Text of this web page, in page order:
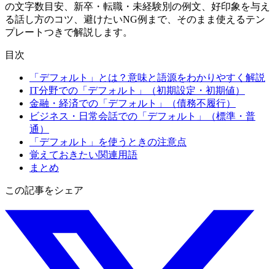
の文字数目安、新卒・転職・未経験別の例文、好印象を与え
る話し方のコツ、避けたいNG例まで、そのまま使えるテン
プレートつきで解説します。
目次
「デフォルト」とは？意味と語源をわかりやすく解説
IT分野での「デフォルト」（初期設定・初期値）
金融・経済での「デフォルト」（債務不履行）
ビジネス・日常会話での「デフォルト」（標準・普
通）
「デフォルト」を使うときの注意点
覚えておきたい関連用語
まとめ
この記事をシェア